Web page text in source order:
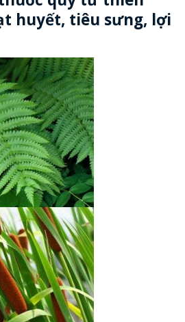
huyết, tiêu sưng, lợi